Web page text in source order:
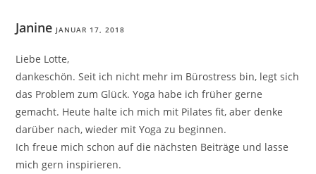
Janine JANUAR 17, 2018
Liebe Lotte,
dankeschön. Seit ich nicht mehr im Bürostress bin, legt sich
das Problem zum Glück. Yoga habe ich früher gerne
gemacht. Heute halte ich mich mit Pilates fit, aber denke
darüber nach, wieder mit Yoga zu beginnen.
Ich freue mich schon auf die nächsten Beiträge und lasse
mich gern inspirieren.